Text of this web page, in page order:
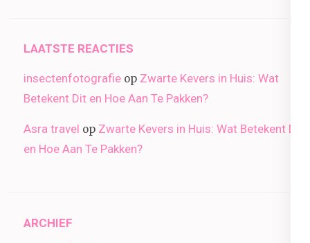
LAATSTE REACTIES
insectenfotografie op Zwarte Kevers in Huis: Wat
Betekent Dit en Hoe Aan Te Pakken?
Asra travel op Zwarte Kevers in Huis: Wat Betekent Dit
en Hoe Aan Te Pakken?
ARCHIEF